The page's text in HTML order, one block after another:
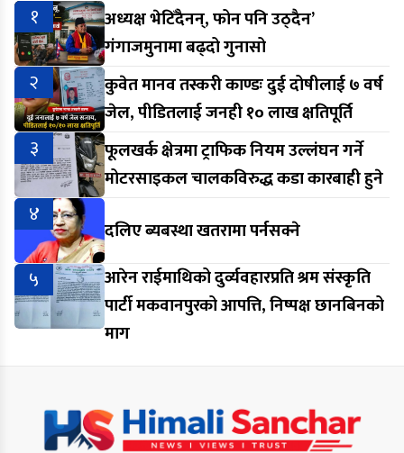
१
अध्यक्ष भेटिँदैनन्, फोन पनि उठ्दैन’
गंगाजमुनामा बढ्दो गुनासो
२
कुवेत मानव तस्करी काण्डः दुई दोषीलाई ७ वर्ष
जेल, पीडितलाई जनही १० लाख क्षतिपूर्ति
३
फूलखर्क क्षेत्रमा ट्राफिक नियम उल्लंघन गर्ने
मोटरसाइकल चालकविरुद्ध कडा कारबाही हुने
४
दलिए ब्यबस्था खतरामा पर्नसक्ने
५
आरेन राईमाथिको दुर्व्यवहारप्रति श्रम संस्कृति
पार्टी मकवानपुरको आपत्ति, निष्पक्ष छानबिनको
माग